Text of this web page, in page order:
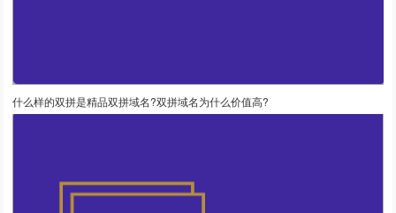
什么样的双拼是精品双拼域名?双拼域名为什么价值高?